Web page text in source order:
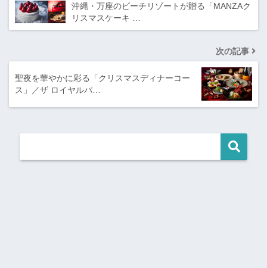
沖縄・万座のビーチリゾートが贈る「MANZAク
リスマスケーキ …
次の記事
聖夜を華やかに彩る「クリスマスディナーコー
ス」／ザ ロイヤルパ…